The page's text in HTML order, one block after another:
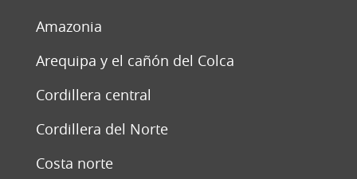
Amazonia
Arequipa y el cañón del Colca
Cordillera central
Cordillera del Norte
Costa norte